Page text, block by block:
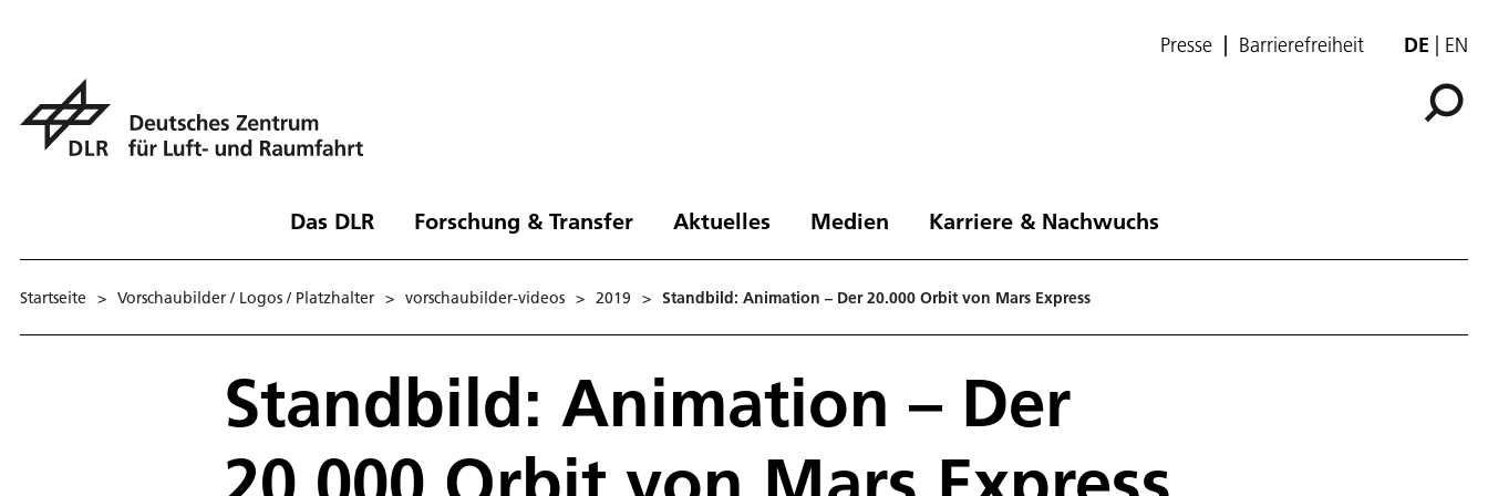
Presse Barrierefreiheit DE EN
Das DLR Forschung & Transfer Aktuelles Medien Karriere & Nachwuchs
Startseite > Vorschaubilder / Logos / Platzhalter > vorschaubilder-videos > 2019 > Standbild: Animation – Der 20.000 Orbit von Mars Express
Standbild: Animation – Der